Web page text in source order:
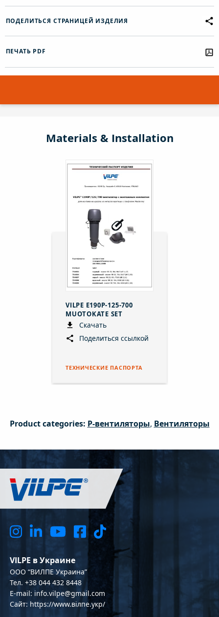
ПОДЕЛИТЬСЯ СТРАНИЦЕЙ ИЗДЕЛИЯ
ПЕЧАТЬ PDF
Materials & Installation
VILPE E190P-125-700
MUOTOKATE SET
Скачать
Поделиться ссылкой
ТЕХНИЧЕСКИЕ ПАСПОРТА
Product categories: P-вентиляторы, Вентиляторы
VILPE в Украине
OOO “ВИЛПЕ Украина”
Тел. +38 044 432 8448
E-mail: info.vilpe@gmail.com
Сайт: https://www.вілпе.укр/